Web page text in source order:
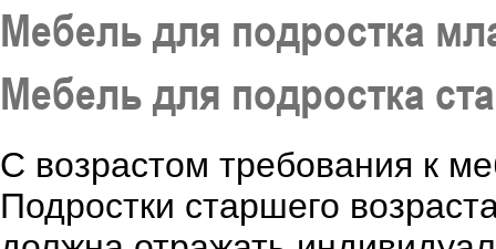
Мебель для подростка
Мебель для подростка
С возрастом требования к
Подростки старшего